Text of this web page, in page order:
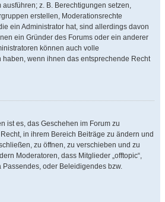
ausführen; z. B. Berechtigungen setzen,
erstellen, Moderationsrechte
ein Administrator hat, sind allerdings davon
ein Gründer des Forums oder ein anderer
können auch volle
haben, wenn ihnen das entsprechende Recht
ist es, das Geschehen im Forum zu
in ihrem Bereich Beiträge zu ändern und
zu öffnen, zu verschieben und zu
Moderatoren, dass Mitglieder „offtopic“,
Passendes, oder Beleidigendes bzw.